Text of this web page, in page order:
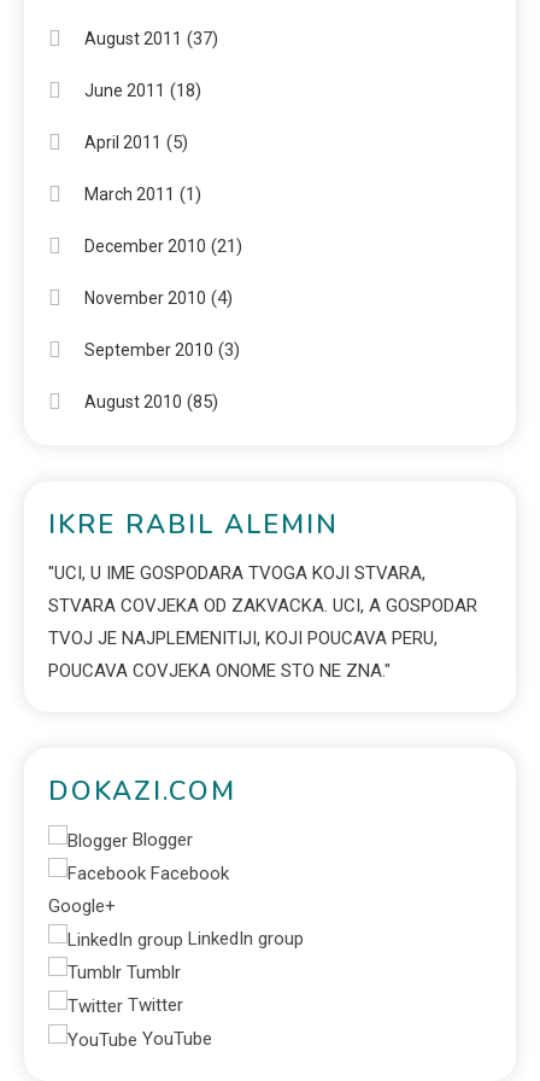
August 2011 (37)
June 2011 (18)
April 2011 (5)
March 2011 (1)
December 2010 (21)
November 2010 (4)
September 2010 (3)
August 2010 (85)
IKRE RABIL ALEMIN
"UCI, U IME GOSPODARA TVOGA KOJI STVARA,
STVARA COVJEKA OD ZAKVACKA. UCI, A GOSPODAR
TVOJ JE NAJPLEMENITIJI, KOJI POUCAVA PERU,
POUCAVA COVJEKA ONOME STO NE ZNA."
DOKAZI.COM
Blogger
Facebook
Google+
LinkedIn group
Tumblr
Twitter
YouTube